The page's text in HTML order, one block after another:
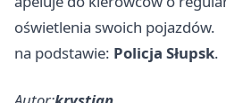
oświetlenia swoich pojazdów.
na podstawie: Policja Słupsk.